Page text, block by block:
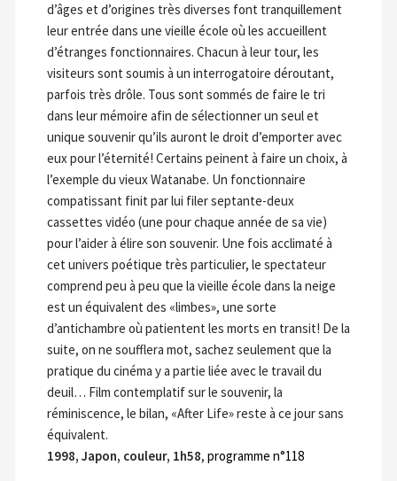
d’âges et d’origines très diverses font tranquillement
leur entrée dans une vieille école où les accueillent
d’étranges fonctionnaires. Chacun à leur tour, les
visiteurs sont soumis à un interrogatoire déroutant,
parfois très drôle. Tous sont sommés de faire le tri
dans leur mémoire afin de sélectionner un seul et
unique souvenir qu’ils auront le droit d’emporter avec
eux pour l’éternité! Certains peinent à faire un choix, à
l’exemple du vieux Watanabe. Un fonctionnaire
compatissant finit par lui filer septante-deux
cassettes vidéo (une pour chaque année de sa vie)
pour l’aider à élire son souvenir. Une fois acclimaté à
cet univers poétique très particulier, le spectateur
comprend peu à peu que la vieille école dans la neige
est un équivalent des «limbes», une sorte
d’antichambre où patientent les morts en transit! De la
suite, on ne soufflera mot, sachez seulement que la
pratique du cinéma y a partie liée avec le travail du
deuil… Film contemplatif sur le souvenir, la
réminiscence, le bilan, «After Life» reste à ce jour sans
équivalent.
1998, Japon, couleur, 1h58, programme n°118